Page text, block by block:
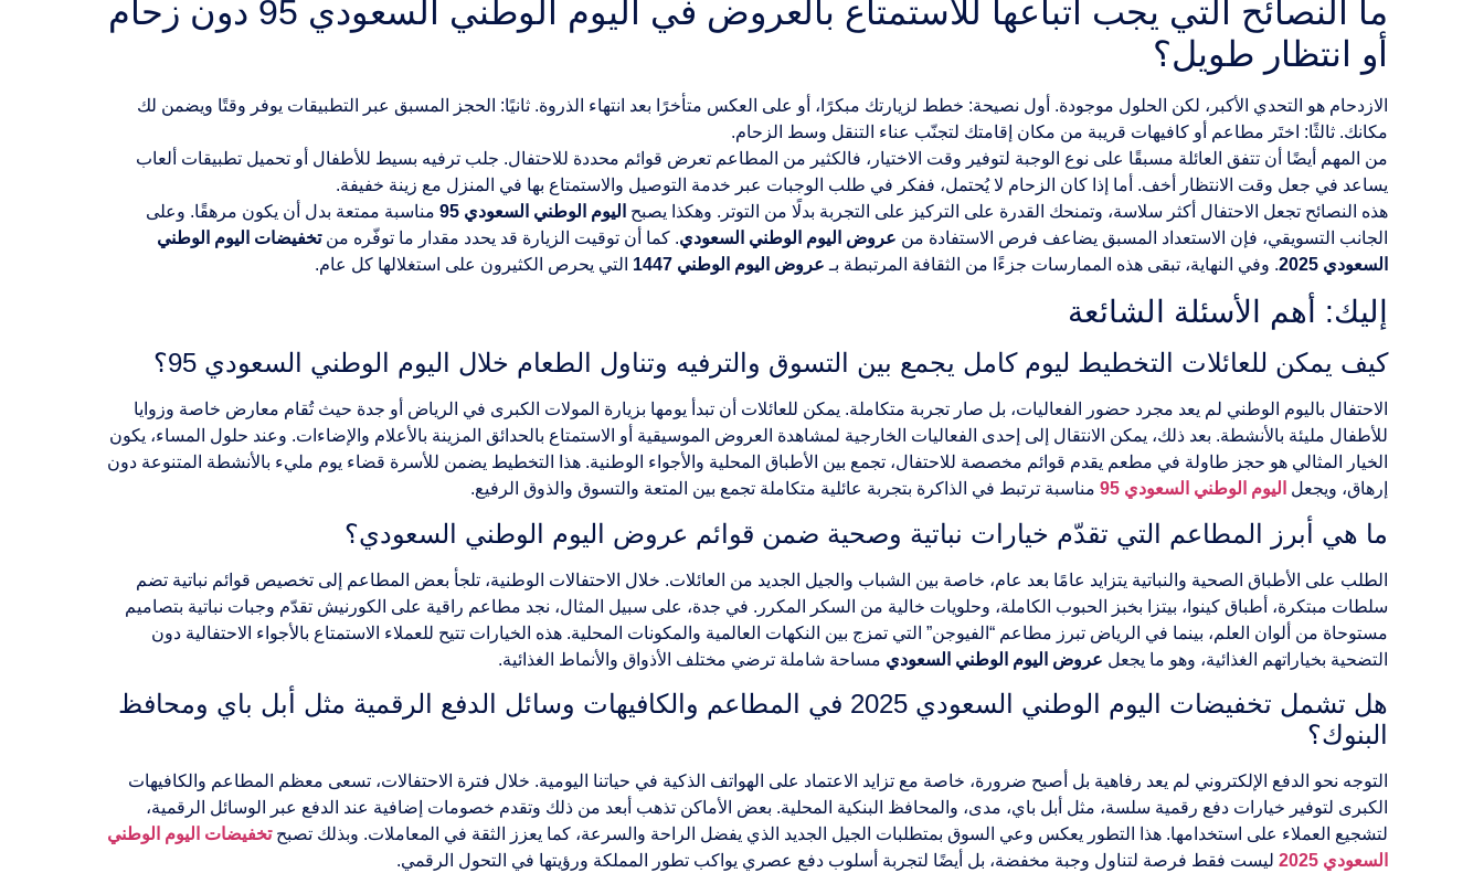
ما النصائح التي يجب اتباعها للاستمتاع بالعروض في اليوم الوطني السعودي 95 دون زحام
أو انتظار طويل؟
الازدحام هو التحدي الأكبر، لكن الحلول موجودة. أول نصيحة: خطط لزيارتك مبكرًا، أو على العكس متأخرًا بعد انتهاء الذروة. ثانيًا: الحجز المسبق عبر التطبيقات يوفر وقتًا ويضمن لك
مكانك. ثالثًا: اختَر مطاعم أو كافيهات قريبة من مكان إقامتك لتجنّب عناء التنقل وسط الزحام.
من المهم أيضًا أن تتفق العائلة مسبقًا على نوع الوجبة لتوفير وقت الاختيار، فالكثير من المطاعم تعرض قوائم محددة للاحتفال. جلب ترفيه بسيط للأطفال أو تحميل تطبيقات ألعاب
يساعد في جعل وقت الانتظار أخف. أما إذا كان الزحام لا يُحتمل، ففكر في طلب الوجبات عبر خدمة التوصيل والاستمتاع بها في المنزل مع زينة خفيفة.
هذه النصائح تجعل الاحتفال أكثر سلاسة، وتمنحك القدرة على التركيز على التجربة بدلًا من التوتر. وهكذا يصبح اليوم الوطني السعودي 95
مناسبة ممتعة بدل أن يكون مرهقًا. وعلى
الجانب التسويقي، فإن الاستعداد المسبق يضاعف فرص الاستفادة من عروض اليوم الوطني السعودي. كما أن توقيت الزيارة قد يحدد مقدار ما توفّره منتخفيضات اليوم الوطني
السعودي 2025
. وفي النهاية، تبقى هذه الممارسات جزءًا من الثقافة المرتبطة بـ عروض اليوم الوطني 1447 التي يحرص الكثيرون على استغلالها كل عام.
إليك: أهم الأسئلة الشائعة
كيف يمكن للعائلات التخطيط ليوم كامل يجمع بين التسوق والترفيه وتناول الطعام خلال اليوم الوطني السعودي 95؟
الاحتفال باليوم الوطني لم يعد مجرد حضور الفعاليات، بل صار تجربة متكاملة. يمكن للعائلات أن تبدأ يومها بزيارة المولات الكبرى في الرياض أو جدة حيث تُقام معارض خاصة وزوايا
للأطفال مليئة بالأنشطة. بعد ذلك، يمكن الانتقال إلى إحدى الفعاليات الخارجية لمشاهدة العروض الموسيقية أو الاستمتاع بالحدائق المزينة بالأعلام والإضاءات. وعند حلول المساء، يكون
الخيار المثالي هو حجز طاولة في مطعم يقدم قوائم مخصصة للاحتفال، تجمع بين الأطباق المحلية والأجواء الوطنية. هذا التخطيط يضمن للأسرة قضاء يوم مليء بالأنشطة المتنوعة دون
إرهاق، ويجعل اليوم الوطني السعودي 95 مناسبة ترتبط في الذاكرة بتجربة عائلية متكاملة تجمع بين المتعة والتسوق والذوق الرفيع.
ما هي أبرز المطاعم التي تقدّم خيارات نباتية وصحية ضمن قوائم عروض اليوم الوطني السعودي؟
الطلب على الأطباق الصحية والنباتية يتزايد عامًا بعد عام، خاصة بين الشباب والجيل الجديد من العائلات. خلال الاحتفالات الوطنية، تلجأ بعض المطاعم إلى تخصيص قوائم نباتية تضم
سلطات مبتكرة، أطباق كينوا، بيتزا بخبز الحبوب الكاملة، وحلويات خالية من السكر المكرر. في جدة، على سبيل المثال، نجد مطاعم راقية على الكورنيش تقدّم وجبات نباتية بتصاميم
مستوحاة من ألوان العلم، بينما في الرياض تبرز مطاعم “الفيوجن” التي تمزج بين النكهات العالمية والمكونات المحلية. هذه الخيارات تتيح للعملاء الاستمتاع بالأجواء الاحتفالية دون
التضحية بخياراتهم الغذائية، وهو ما يجعل عروض اليوم الوطني السعودي مساحة شاملة ترضي مختلف الأذواق والأنماط الغذائية.
هل تشمل تخفيضات اليوم الوطني السعودي 2025 في المطاعم والكافيهات وسائل الدفع الرقمية مثل أبل باي ومحافظ
البنوك؟
التوجه نحو الدفع الإلكتروني لم يعد رفاهية بل أصبح ضرورة، خاصة مع تزايد الاعتماد على الهواتف الذكية في حياتنا اليومية. خلال فترة الاحتفالات، تسعى معظم المطاعم والكافيهات
الكبرى لتوفير خيارات دفع رقمية سلسة، مثل أبل باي، مدى، والمحافظ البنكية المحلية. بعض الأماكن تذهب أبعد من ذلك وتقدم خصومات إضافية عند الدفع عبر الوسائل الرقمية،
لتشجيع العملاء على استخدامها. هذا التطور يعكس وعي السوق بمتطلبات الجيل الجديد الذي يفضل الراحة والسرعة، كما يعزز الثقة في المعاملات. وبذلك تصبحتخفيضات اليوم الوطني
السعودي 2025
ليست فقط فرصة لتناول وجبة مخفضة، بل أيضًا لتجربة أسلوب دفع عصري يواكب تطور المملكة ورؤيتها في التحول الرقمي.